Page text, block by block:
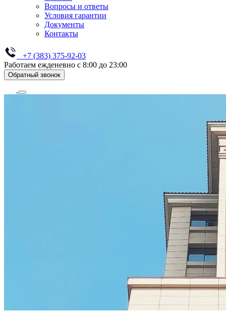
Вопросы и ответы
Условия гарантии
Документы
Контакты
+7 (383) 375-92-03
Работаем ежденевно с 8:00 до 23:00
Обратный звонок